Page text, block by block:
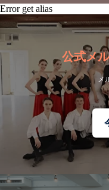
Error get alias
公式メ
メ